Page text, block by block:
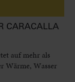
CARACALLA
auf mehr als
Wärme, Wasser